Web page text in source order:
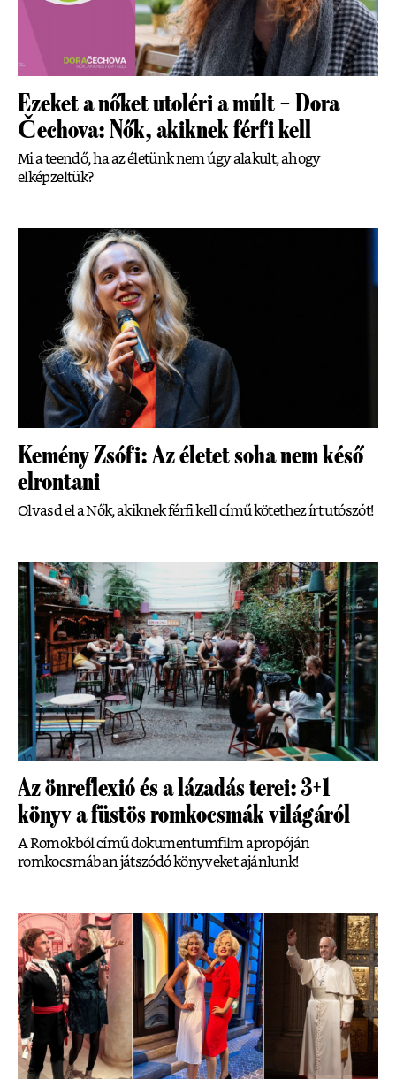
Ezeket a nőket utoléri a múlt – Dora
Čechova: Nők, akiknek férfi kell
Mi a teendő, ha az életünk nem úgy alakult, ahogy
elképzeltük?
Kemény Zsófi: Az életet soha nem késő
elrontani
Olvasd el a Nők, akiknek férfi kell című kötethez írt utószót!
Az önreflexió és a lázadás terei: 3+1
könyv a füstös romkocsmák világáról
A Romokból című dokumentumfilm apropóján
romkocsmában játszódó könyveket ajánlunk!